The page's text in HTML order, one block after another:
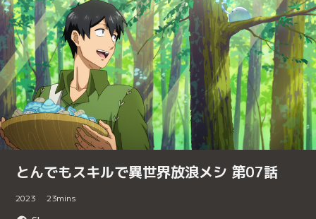
とんでもスキルで異世界放浪メシ 第07話
2023 23mins